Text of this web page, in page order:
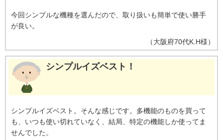
今回シンプルな機種を選んだので、取り扱いも簡単で使い勝手
が良い。
（大阪府70代K.H様）
シンプルイズベスト！
シンプルイズベスト。そんな感じです。多機能のものを買って
も、いつも使い切れていなく、結局、特定の機能しか使ってま
せんでした。